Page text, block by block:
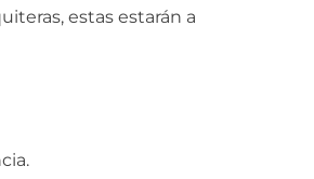
estas estarán a